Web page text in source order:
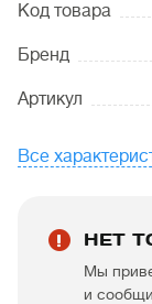
Код товара
Бренд
Артикул
Все
НЕТ
Мы
и